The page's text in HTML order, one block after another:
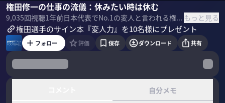
権田修一の仕事の流儀：休みたい時は休む
9,035回視聴1年前 日本代表でNo.1の変人と言われる権田修一選手。ゴールキーパーとして国内外で活躍する中で体得した「仕事の流儀」とは何か？スポーツライターの木崎伸也氏とミムラユウスケ氏が話を聞いた。 もっと見る
ミムラユウスケ木崎伸也 権田修一
権田選手のサイン本『変人力』を10名様にプレゼント
フォロー 評価 保存 ダウンロード 共有
自分メモ